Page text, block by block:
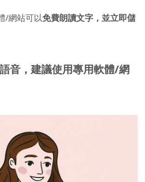
/網站可以免費朗讀文字，並立即儲
音，建議使用專用軟體/網